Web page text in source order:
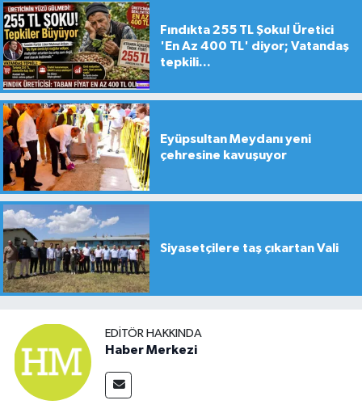
Fındıkta 255 TL Şoku! Üretici
'En Az 400 TL' diyor; Vatandaş
tepkili...
Eyüpsultan Meydanı yeni
çehresine kavuşuyor
Siyasetçilere taş çıkartan Vali
EDITÖR HAKKINDA
Haber Merkezi